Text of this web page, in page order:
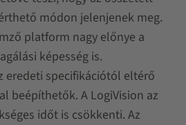
módon jelenjenek meg.
platform nagy előnye a
képesség is.
eredeti specifikációtól eltérő
beépíthetők. A LogiVision az
időt is csökkenti. Az